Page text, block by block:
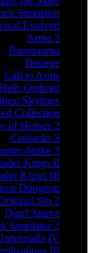
Simulator
Evolved
Arma 3
Barotrauma
Besiege
Call to Arms
Ostfront
Skylines
Collection
of Heroes 2
Cossacks 3
Strike 2
Kings II
Kings III
Dungeon
Sin 2
Don't Starve
Simulator 2
IV
III